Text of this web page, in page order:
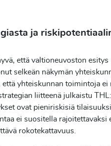
ja
että valtioneuvoston esitys
selkeän näkymän
yhteiskunnan toimintoja ei
liitteenä julkaistu
ovat pieniriskisiä
ei suositella rajoitettavaksi
rokotekattavuus.